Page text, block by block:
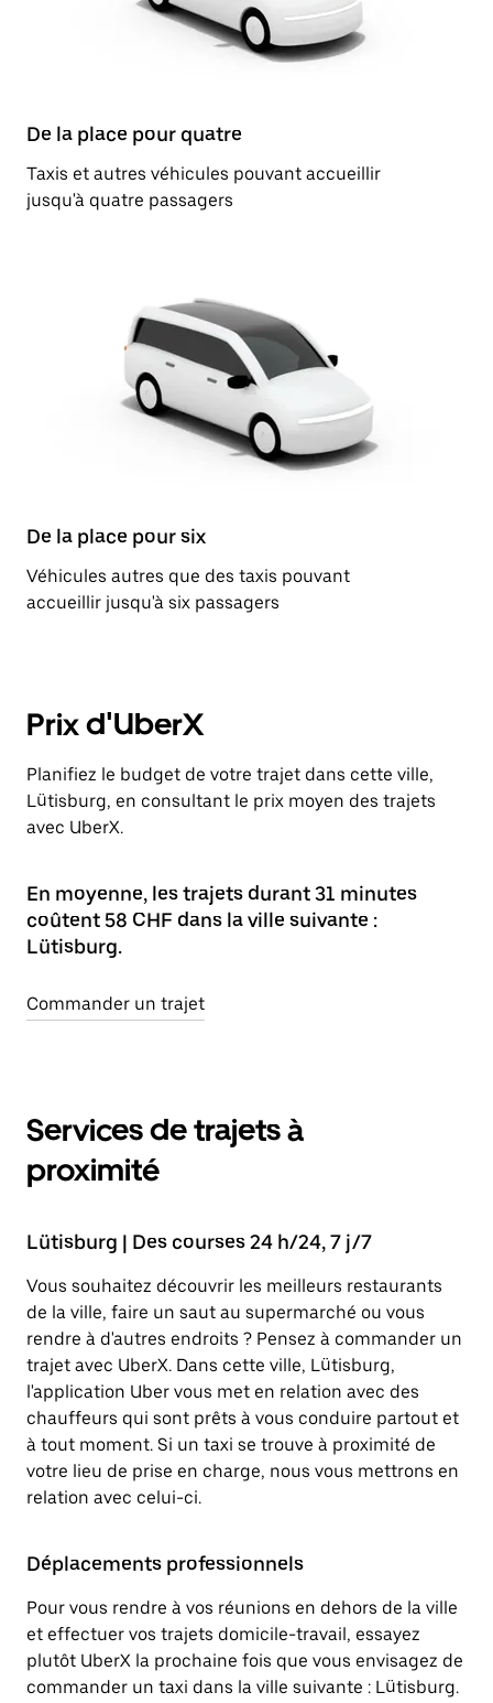
De la place pour quatre
Taxis et autres véhicules pouvant accueillir
jusqu'à quatre passagers
De la place pour six
Véhicules autres que des taxis pouvant
accueillir jusqu'à six passagers
Prix d'UberX
Planifiez le budget de votre trajet dans cette ville,
Lütisburg, en consultant le prix moyen des trajets
avec UberX.
En moyenne, les trajets durant 31 minutes
coûtent 58 CHF dans la ville suivante :
Lütisburg.
Commander un trajet
Services de trajets à
proximité
Lütisburg | Des courses 24 h/24, 7 j/7
Vous souhaitez découvrir les meilleurs restaurants
de la ville, faire un saut au supermarché ou vous
rendre à d'autres endroits ? Pensez à commander un
trajet avec UberX. Dans cette ville, Lütisburg,
l'application Uber vous met en relation avec des
chauffeurs qui sont prêts à vous conduire partout et
à tout moment. Si un taxi se trouve à proximité de
votre lieu de prise en charge, nous vous mettrons en
relation avec celui-ci.
Déplacements professionnels
Pour vous rendre à vos réunions en dehors de la ville
et effectuer vos trajets domicile-travail, essayez
plutôt UberX la prochaine fois que vous envisagez de
commander un taxi dans la ville suivante : Lütisburg.